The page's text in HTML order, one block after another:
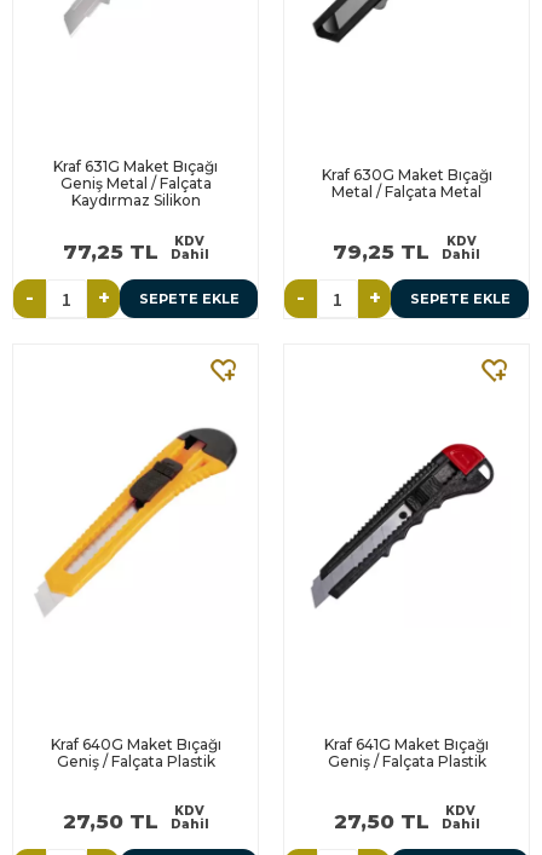
Kraf 631G Maket Bıçağı
Geniş Metal / Falçata
Kaydırmaz Silikon
77,25 TL
KDV
Dahil
- + SEPETE EKLE
Kraf 630G Maket Bıçağı
Metal / Falçata Metal
79,25 TL
KDV
Dahil
- + SEPETE EKLE
Kraf 640G Maket Bıçağı
Geniş / Falçata Plastik
27,50 TL
KDV
Dahil
Kraf 641G Maket Bıçağı
Geniş / Falçata Plastik
27,50 TL
KDV
Dahil